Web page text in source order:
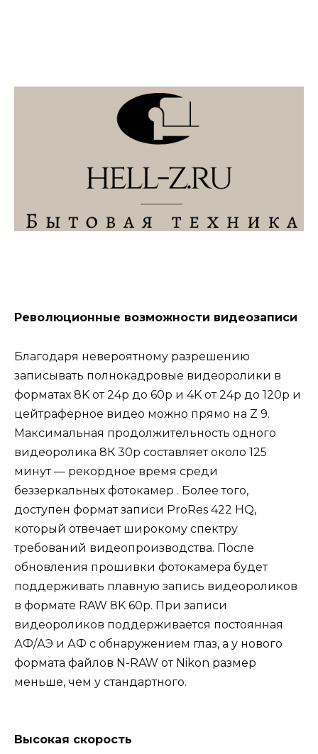
Революционные возможности видеозаписи
Благодаря невероятному разрешению
записывать полнокадровые видеоролики в
форматах 8K от 24p до 60p и 4K от 24p до 120p и
цейтраферное видео можно прямо на Z 9.
Максимальная продолжительность одного
видеоролика 8К 30p составляет около 125
минут — рекордное время среди
беззеркальных фотокамер . Более того,
доступен формат записи ProRes 422 HQ,
который отвечает широкому спектру
требований видеопроизводства. После
обновления прошивки фотокамера будет
поддерживать плавную запись видеороликов
в формате RAW 8K 60p. При записи
видеороликов поддерживается постоянная
АФ/АЭ и АФ с обнаружением глаз, а у нового
формата файлов N-RAW от Nikon размер
меньше, чем у стандартного.
Высокая скорость